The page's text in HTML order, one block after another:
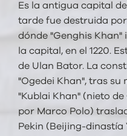
Es la antigua capital
tarde fue destruida
dónde "Genghis
la capital, en el 1220.
de Ulan Bator. La
"Ogedei Khan", tras su
"Kublai Khan" (nieto
por Marco Polo)
Pekin (Beijing-dinastía